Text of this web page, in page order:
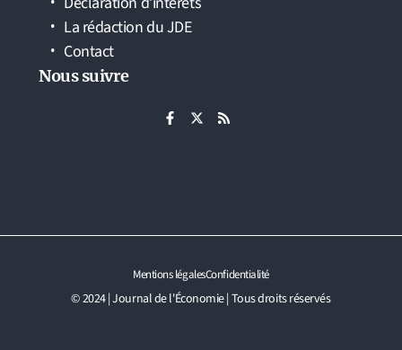
La rédaction du JDE
Contact
Nous suivre
© 2024 | Journal de l'Économie | Tous droits réservés
Mentions légalesConfidentialité